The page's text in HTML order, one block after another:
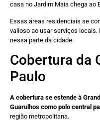
casa no Jardim Maia chega ao
Essas áreas residenciais se
valioso ao usar serviços
nessa parte da cidade.
Cobertura da
Paulo
A cobertura se estende à
Guarulhos como polo central
região metropolitana.